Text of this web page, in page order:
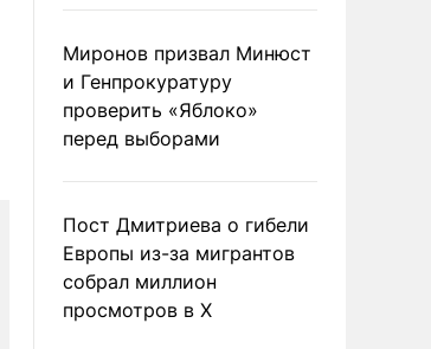
Миронов призвал Минюст
и Генпрокуратуру
проверить «Яблоко»
перед выборами
Пост Дмитриева о гибели
Европы из-за мигрантов
собрал миллион
просмотров в X